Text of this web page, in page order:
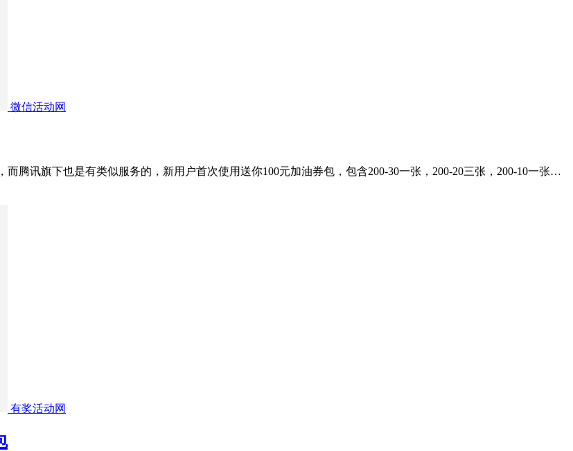
微信活动网
腾讯旗下也是有类似服务的，新用户首次使用送你100元加油券包，包含200-30一张，200-20三张，200-10一张…
有奖活动网